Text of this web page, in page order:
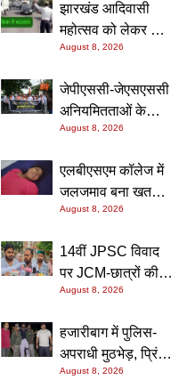
झारखंड आदिवासी
महोत्सव को लेकर रांची
में बड़ा ट्रैफिक
कई प्रमुख मार्गों पर
वाहनों की आवाजाही
रहेगी बंद
August 8, 2026
जेपीएससी-जेएसएससी
अनियमितताओं के
विरोध में एबीवीपी का
पुलिस कार्रवाई पर
जताई कड़ी आपत्ति
August 8, 2026
एलबीएसएम कॉलेज में
जलजमाव बना खतरा,
परीक्षा देने पहुंची छात्रा
अस्पताल में भर्ती,
छात्रों का हंगामा
August 8, 2026
14वीं JPSC विवाद
पर JCM-छात्रों की
बैठक, परीक्षा रद्द करने
मांग; सरकार बोली- 19
गिरफ्तार, बातचीत से
निकलेगा समाधान
August 8, 2026
हजारीबाग में पुलिस-
अपराधी मुठभेड़, प्रिंस
खान गैंग के सहयोगी
August 8, 2026